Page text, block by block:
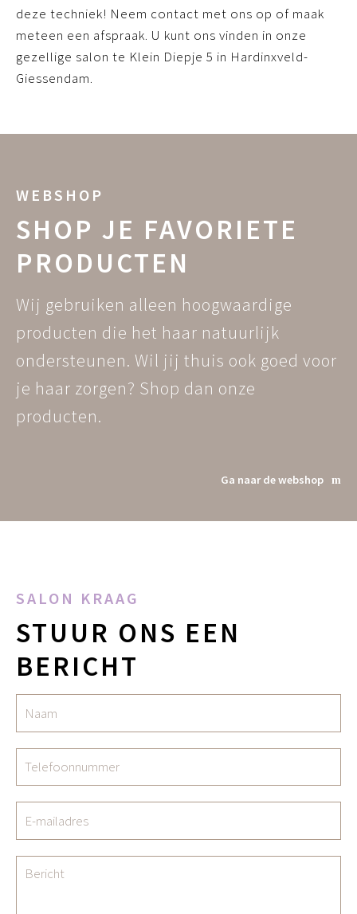
deze techniek! Neem contact met ons op of maak
meteen een afspraak. U kunt ons vinden in onze
gezellige salon te Klein Diepje 5 in Hardinxveld-
Giessendam.
WEBSHOP
SHOP JE FAVORIETE
PRODUCTEN
Wij gebruiken alleen hoogwaardige
producten die het haar natuurlijk
ondersteunen. Wil jij thuis ook goed voor
je haar zorgen? Shop dan onze
producten.
Ga naar de webshop
SALON KRAAG
STUUR ONS EEN
BERICHT